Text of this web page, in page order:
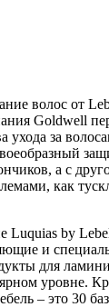
Goldwell
за
а с
как
Luquias by
и
для
уровне.
– это 30